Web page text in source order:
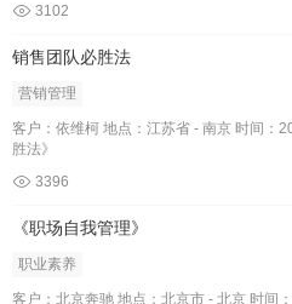
院就业指导中心专家委员，国家高级职业
度重视。
3102
销售团队必胜法
营销管理
客户：依维柯 地点：江苏省 - 南京 时间：
胜法》
3396
《职场自我管理》
职业素养
客户：北京奔驰 地点：北京市 - 北京 时间